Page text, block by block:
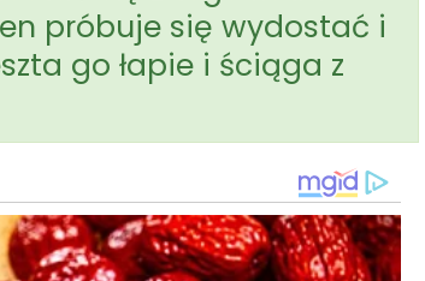
próbuje się wydostać i
go łapie i ściąga z